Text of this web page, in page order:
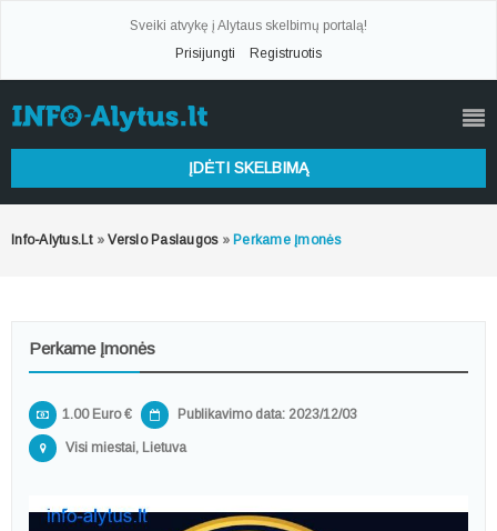
Sveiki atvykę į Alytaus skelbimų portalą!
Prisijungti
Registruotis
ĮDĖTI SKELBIMĄ
Info-Alytus.lt »Verslo Paslaugos » Perkame Įmonės
Perkame Įmonės
1.00 Euro € Publikavimo data: 2023/12/03
Visi miestai, Lietuva